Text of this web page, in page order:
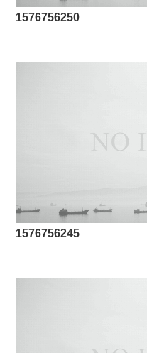
1576756250
1576756245